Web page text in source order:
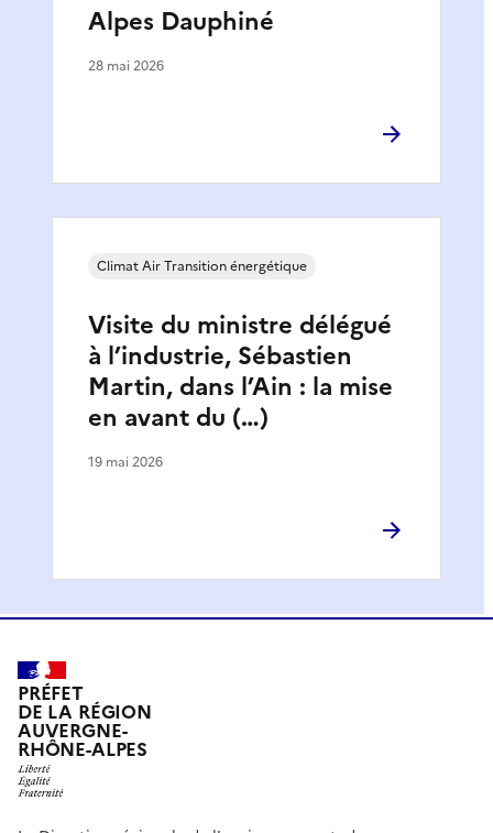
Alpes Dauphiné
28 mai 2026
Visite du ministre délégué
à l’industrie, Sébastien
Martin, dans l’Ain : la mise
en avant du (…)
Climat Air Transition énergétique
19 mai 2026
PRÉFET
DE LA RÉGION
AUVERGNE-
RHÔNE-ALPES